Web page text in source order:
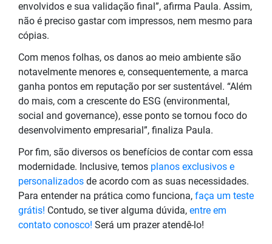
envolvidos e sua validação final”, afirma Paula. Assim,
não é preciso gastar com impressos, nem mesmo para
cópias.
Com menos folhas, os danos ao meio ambiente são
notavelmente menores e, consequentemente, a marca
ganha pontos em reputação por ser sustentável. “Além
do mais, com a crescente do ESG (environmental,
social and governance), esse ponto se tornou foco do
desenvolvimento empresarial”, finaliza Paula.
Por fim, são diversos os benefícios de contar com essa
modernidade. Inclusive, temos planos exclusivos e
personalizados de acordo com as suas necessidades.
Para entender na prática como funciona, faça um teste
grátis! Contudo, se tiver alguma dúvida, entre em
contato conosco! Será um prazer atendê-lo!